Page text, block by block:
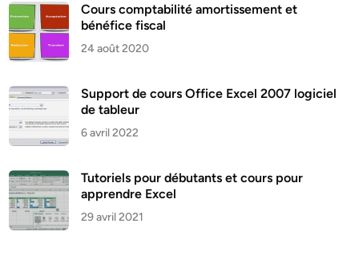
Cours comptabilité amortissement et
bénéfice fiscal
24 août 2020
Support de cours Office Excel 2007 logiciel
de tableur
6 avril 2022
Tutoriels pour débutants et cours pour
apprendre Excel
29 avril 2021